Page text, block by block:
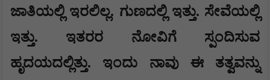
ಜಾತಿಯಲ್ಲಿ ಇರಲಿಲ್ಲ. ಗುಣದಲ್ಲಿ ಇತ್ತು. ಸೇವೆಯಲ್ಲಿ
ಇತ್ತು. ಇತರರ ನೋವಿಗೆ ಸ್ಪಂದಿಸುವ
ಹೃದಯದಲ್ಲಿತ್ತು. ಇಂದು ನಾವು ಈ ತತ್ವವನ್ನು